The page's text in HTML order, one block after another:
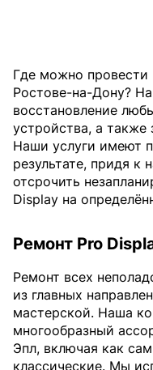
Где можно провести
Ростове-на-Дону?
восстановление
устройства, а также
Наши услуги имеют
результате, придя к
отсрочить
Display на
Ремонт Pro
Ремонт всех
из главных
мастерской. Наша
многообразный
Эпл, включая как
классические. Мы